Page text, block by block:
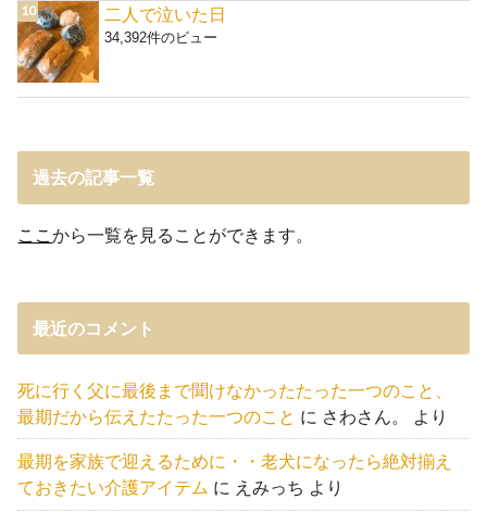
二人で泣いた日
34,392件のビュー
過去の記事一覧
ここから一覧を見ることができます。
最近のコメント
死に行く父に最後まで聞けなかったたった一つのこと、
最期だから伝えたたった一つのこと に さわさん。 より
最期を家族で迎えるために・・老犬になったら絶対揃え
ておきたい介護アイテム に えみっち より